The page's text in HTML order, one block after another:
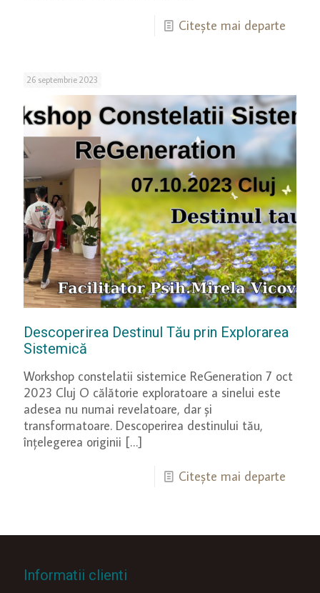
Citește mai departe
26 septembrie 2023
Descoperirea Destinul Tău prin Explorarea
Sistemică
Workshop constelatii sistemice ReGeneration 7 oct
2023 Cluj O călătorie exploratoare a sinelui este
adesea nu numai revelatoare, dar și
transformatoare. Descoperirea destinului tău,
înțelegerea originii […]
Citește mai departe
Informatii clienti